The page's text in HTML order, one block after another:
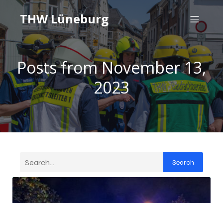
THW Lüneburg
Posts from November 13,
2023
Search